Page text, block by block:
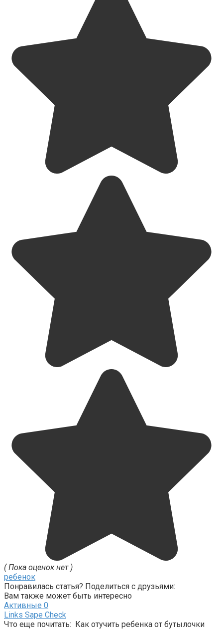
( Пока оценок нет )
ребенок
Понравилась статья? Поделиться с друзьями:
Вам также может быть интересно
Активные 0
Links Sape Check
Что еще почитать: Как отучить ребенка от бутылочки